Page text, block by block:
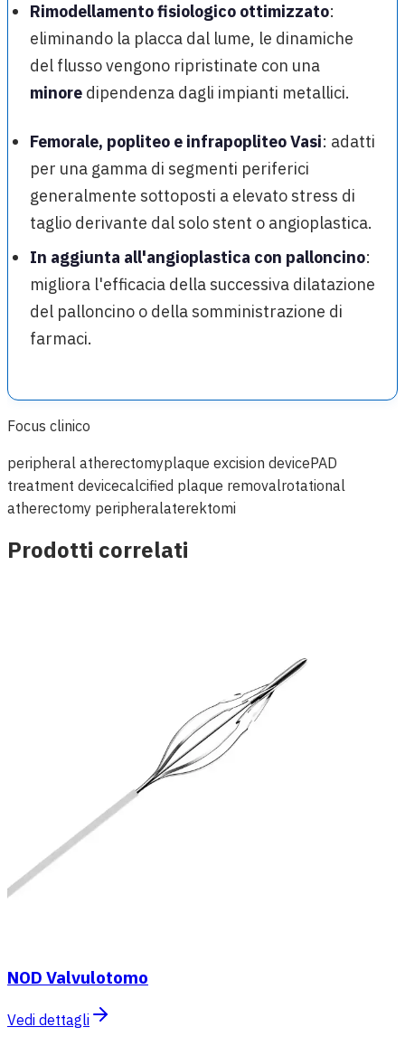
Rimodellamento fisiologico ottimizzato:
eliminando la placca dal lume, le dinamiche
del flusso vengono ripristinate con una
minore dipendenza dagli impianti metallici.
Femorale, popliteo e infrapopliteo Vasi: adatti
per una gamma di segmenti periferici
generalmente sottoposti a elevato stress di
taglio derivante dal solo stent o angioplastica.
In aggiunta all'angioplastica con palloncino:
migliora l'efficacia della successiva dilatazione
del palloncino o della somministrazione di
farmaci.
Focus clinico
peripheral atherectomyplaque excision devicePAD
treatment devicecalcified plaque removalrotational
atherectomy peripheralaterektomi
Prodotti correlati
NOD Valvulotomo
Vedi dettagli